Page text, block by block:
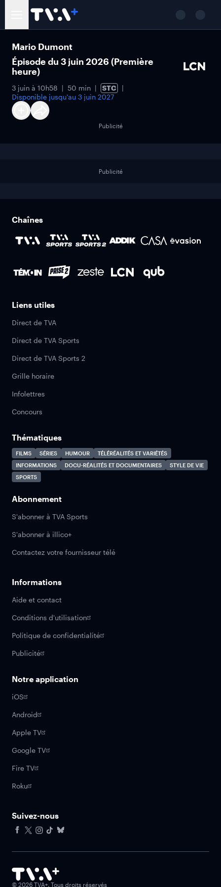
Mario Dumont
Épisode du 3 juin 2026 (Première
heure)
3 juin à 10h58 50 min
STC
Disponible jusqu'au 3 juin 2027
Publicité
Publicité
Chaînes
Liens utiles
Direct de TVA
Direct de TVA Sports
Direct de TVA Sports 2
Grille horaire
Infolettres
Concours
Thématiques
FILMS SÉRIES HUMOUR
TÉLÉRÉALITÉS ET VARIÉTÉS
INFORMATIONS
DOCU-RÉALITÉS ET DOCUMENTAIRES
STYLE DE VIE
SPORTS
Abonnement
S'abonner à TVA Sports
S'abonner à illico+
Contactez votre fournisseur télé
Informations
Aide et contact
Conditions d'utilisation
Politique de confidentialité
Publicité
Notre application
iOS
Android
Apple TV
Google TV
Fire TV
Roku
Suivez-nous
© 2026 TVA+. Tous droits réservés